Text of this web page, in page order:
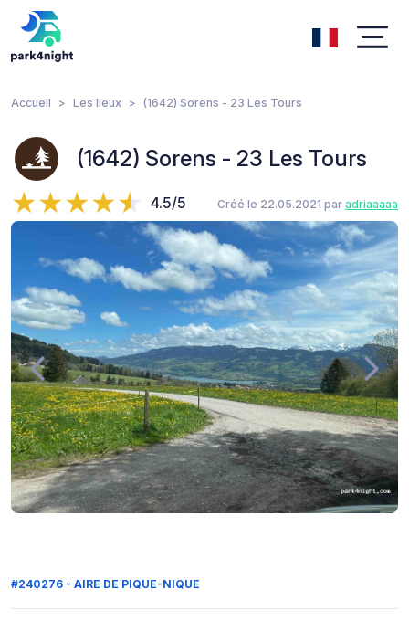
Accueil Les lieux (1642) Sorens - 23 Les Tours
(1642) Sorens - 23 Les Tours
4.5/5 Créé le 22.05.2021 par adriaaaaa
#240276 - AIRE DE PIQUE-NIQUE